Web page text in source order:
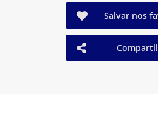
Salvar nos